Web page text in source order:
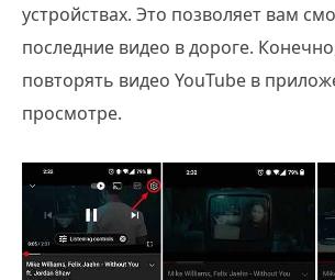
устройствах. Это позволяет вам
последние видео в дороге.
повторять видео YouTube в
просмотре.